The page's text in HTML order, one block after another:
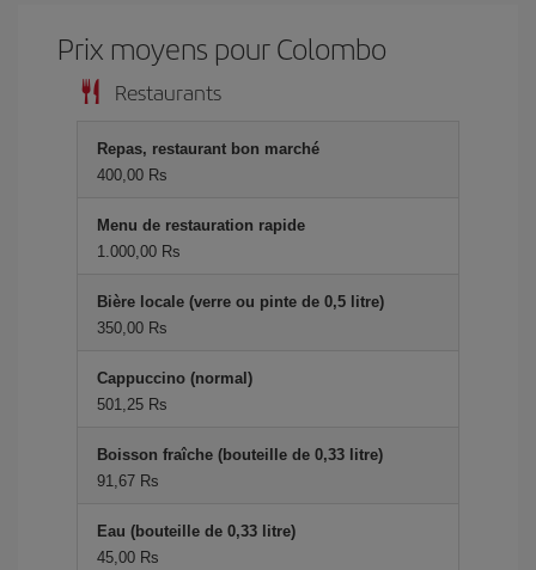
Prix ​​moyens pour Colombo
Restaurants
Repas, restaurant bon marché
400,00 Rs
Menu de restauration rapide
1.000,00 Rs
Bière locale (verre ou pinte de 0,5 litre)
350,00 Rs
Cappuccino (normal)
501,25 Rs
Boisson fraîche (bouteille de 0,33 litre)
91,67 Rs
Eau (bouteille de 0,33 litre)
45,00 Rs